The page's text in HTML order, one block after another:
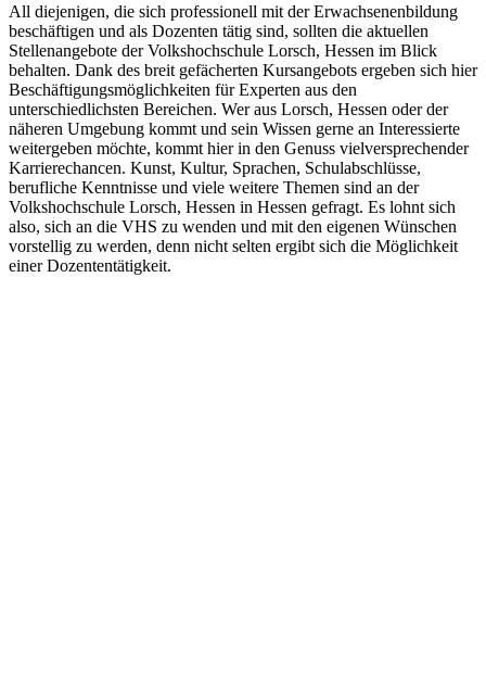
All diejenigen, die sich professionell mit der Erwachsenenbildung
beschäftigen und als Dozenten tätig sind, sollten die aktuellen
Stellenangebote der Volkshochschule Lorsch, Hessen im Blick
behalten. Dank des breit gefächerten Kursangebots ergeben sich hier
Beschäftigungsmöglichkeiten für Experten aus den
unterschiedlichsten Bereichen. Wer aus Lorsch, Hessen oder der
näheren Umgebung kommt und sein Wissen gerne an Interessierte
weitergeben möchte, kommt hier in den Genuss vielversprechender
Karrierechancen. Kunst, Kultur, Sprachen, Schulabschlüsse,
berufliche Kenntnisse und viele weitere Themen sind an der
Volkshochschule Lorsch, Hessen in Hessen gefragt. Es lohnt sich
also, sich an die VHS zu wenden und mit den eigenen Wünschen
vorstellig zu werden, denn nicht selten ergibt sich die Möglichkeit
einer Dozententätigkeit.